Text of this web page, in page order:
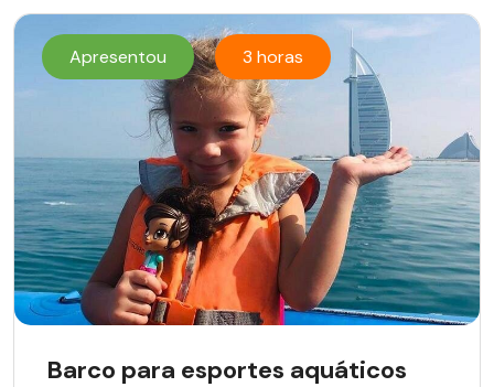
Apresentou 3 horas
Barco para esportes aquáticos